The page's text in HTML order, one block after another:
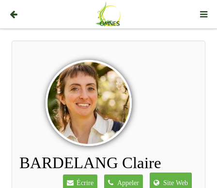
BARDELANG Claire
Écrire Appeler Site Web